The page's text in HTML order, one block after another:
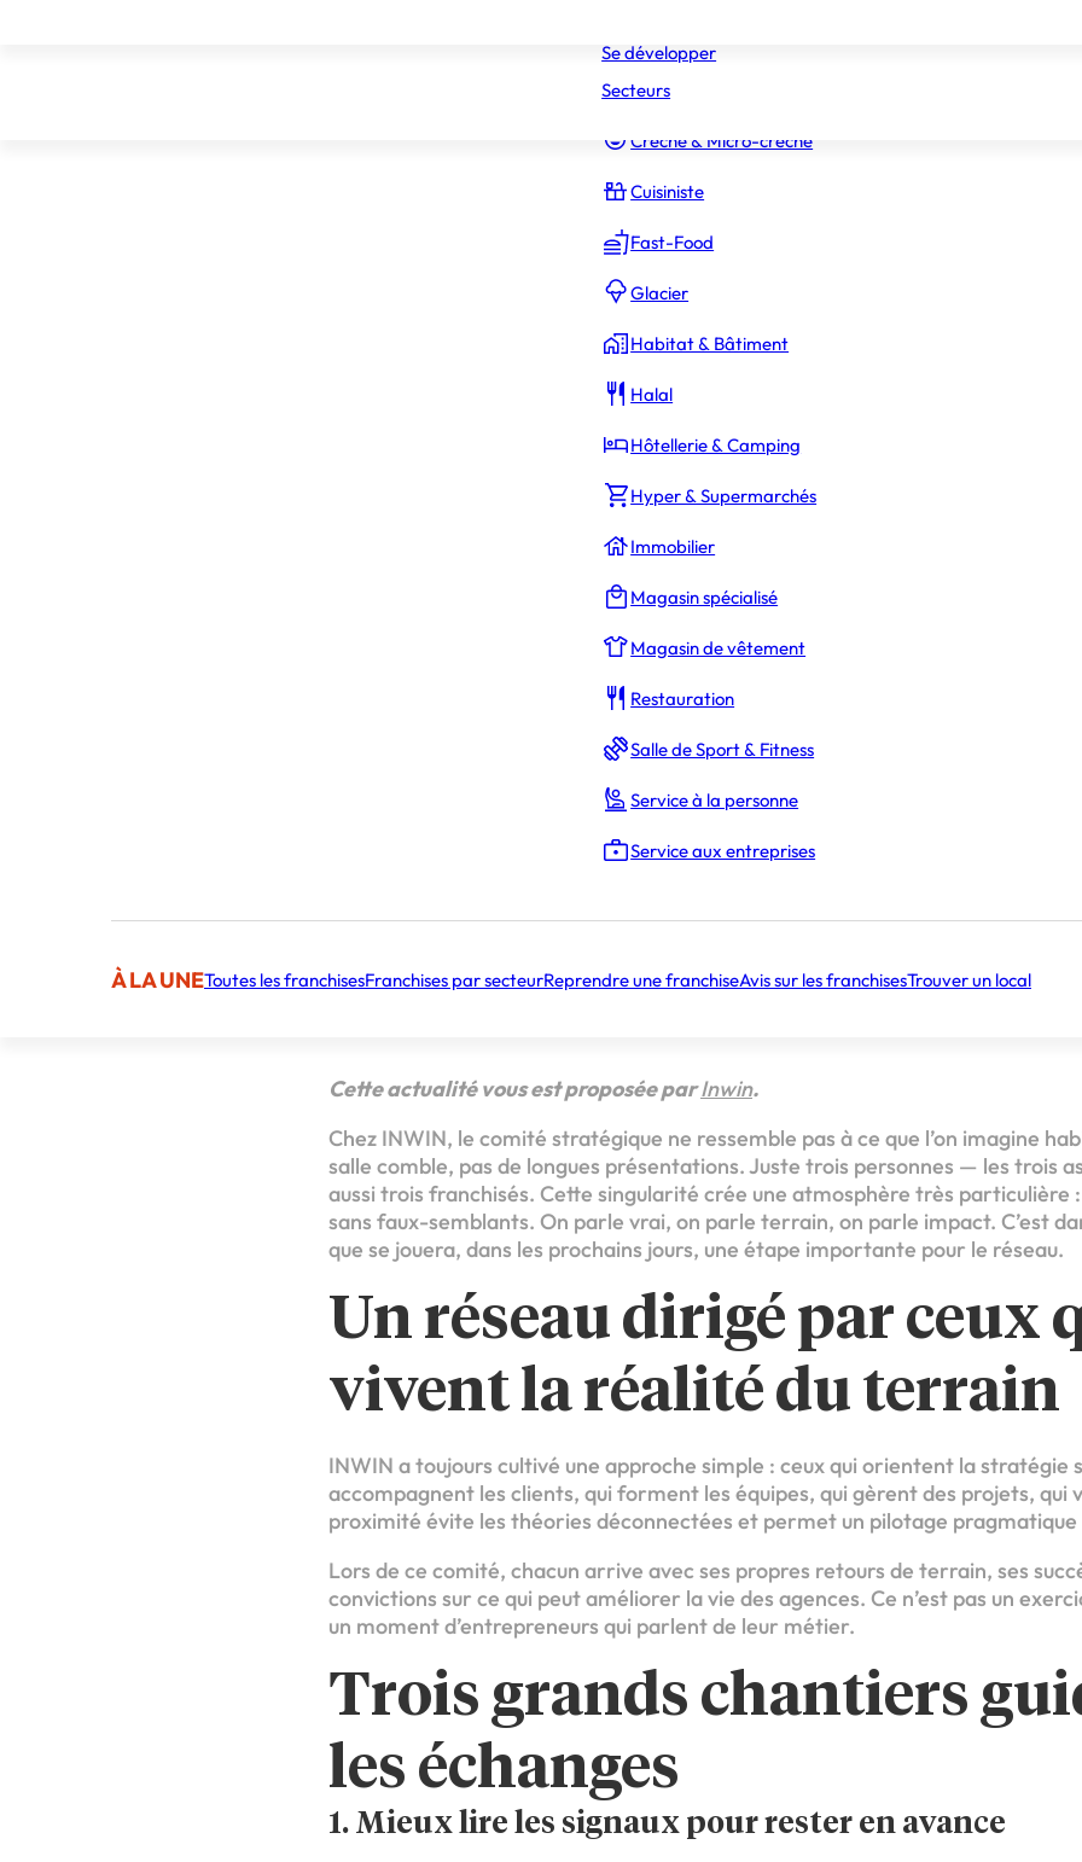
Constructeur Piscines & Spas
Crèche & Micro-crèche
Cuisiniste
Fast-Food
Glacier
Habitat & Bâtiment
Halal
Hôtellerie & Camping
Hyper & Supermarchés
Immobilier
Magasin spécialisé
Magasin de vêtement
Restauration
Salle de Sport & Fitness
Service à la personne
Service aux entreprises
À LA UNEToutes les franchisesFranchises par secteurReprendre une franchiseAvis sur les franchisesTrouver un local
Se développer
Secteurs
Publié par Ludovic Hervault
3. Accélérer l’innovation… mais de manière organisée
Cette actualité vous est proposée parInwin.
Chez INWIN, le comité stratégique ne ressemble pas à ce que l’on imagine
salle comble, pas de longues présentations. Juste trois personnes — les trois
aussi trois franchisés. Cette singularité crée une atmosphère très particulière
sans faux-semblants. On parle vrai, on parle terrain, on parle impact. C’est
que se jouera, dans les prochains jours, une étape importante pour le réseau.
Un réseau dirigé par ceux
vivent la réalité du terrain
INWIN a toujours cultivé une approche simple : ceux qui orientent la stratégie
accompagnent les clients, qui forment les équipes, qui gèrent des projets, qui
proximité évite les théories déconnectées et permet un pilotage pragmatique
Lors de ce comité, chacun arrive avec ses propres retours de terrain, ses
convictions sur ce qui peut améliorer la vie des agences. Ce n’est pas un
un moment d’entrepreneurs qui parlent de leur métier.
Trois grands chantiers
les échanges
1. Mieux lire les signaux pour rester en avance